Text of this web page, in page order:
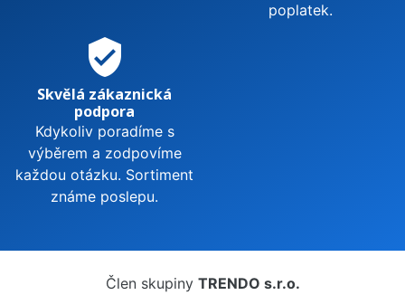
poplatek.
verified_user
Skvělá zákaznická
podpora
Kdykoliv poradíme s
výběrem a zodpovíme
každou otázku. Sortiment
známe poslepu.
Člen skupiny TRENDO s.r.o.